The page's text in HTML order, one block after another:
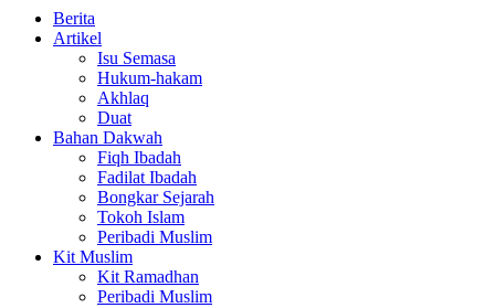
Berita
Artikel
Isu Semasa
Hukum-hakam
Akhlaq
Duat
Bahan Dakwah
Fiqh Ibadah
Fadilat Ibadah
Bongkar Sejarah
Tokoh Islam
Peribadi Muslim
Kit Muslim
Kit Ramadhan
Peribadi Muslim